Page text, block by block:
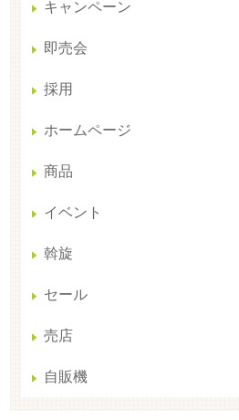
キャンペーン
即売会
採用
ホームページ
商品
イベント
斡旋
セール
売店
自販機